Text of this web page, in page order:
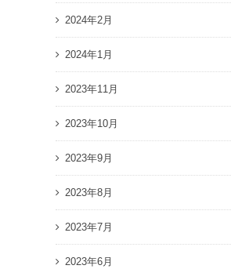
2024年2月
2024年1月
2023年11月
2023年10月
2023年9月
2023年8月
2023年7月
2023年6月